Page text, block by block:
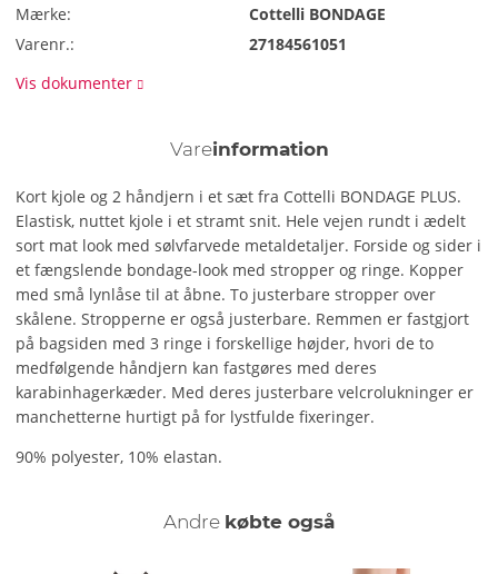
Mærke:
Cottelli BONDAGE
Varenr.:
27184561051
Vis dokumenter
Vareinformation
Kort kjole og 2 håndjern i et sæt fra Cottelli BONDAGE PLUS.
Elastisk, nuttet kjole i et stramt snit. Hele vejen rundt i ædelt
sort mat look med sølvfarvede metaldetaljer. Forside og sider i
et fængslende bondage-look med stropper og ringe. Kopper
med små lynlåse til at åbne. To justerbare stropper over
skålene. Stropperne er også justerbare. Remmen er fastgjort
på bagsiden med 3 ringe i forskellige højder, hvori de to
medfølgende håndjern kan fastgøres med deres
karabinhagerkæder. Med deres justerbare velcrolukninger er
manchetterne hurtigt på for lystfulde fixeringer.
90% polyester, 10% elastan.
Andre købte også